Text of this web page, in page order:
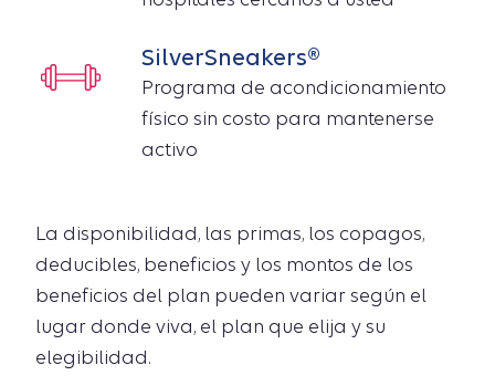
SilverSneakers®
Programa de acondicionamiento
físico sin costo para mantenerse
activo
La disponibilidad, las primas, los copagos,
deducibles, beneficios y los montos de los
beneficios del plan pueden variar según el
lugar donde viva, el plan que elija y su
elegibilidad.